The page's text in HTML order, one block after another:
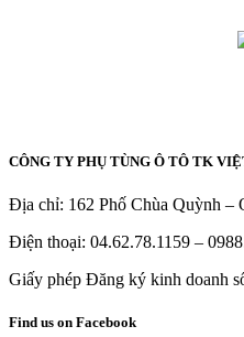
CÔNG TY PHỤ TÙNG Ô TÔ TK
Địa chỉ: 162 Phố Chùa Quỳnh
Điện thoại: 04.62.78.1159 –
Giấy phép Đăng ký kinh doanh
Find us on Facebook